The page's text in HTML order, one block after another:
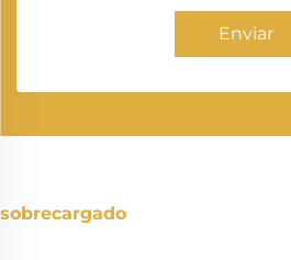
Enviar
sobrecargado